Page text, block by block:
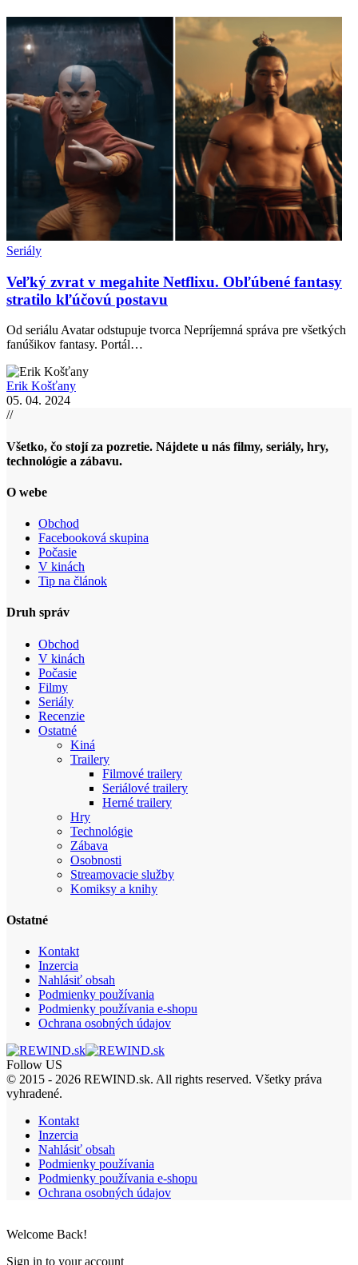
Seriály
Veľký zvrat v megahite Netflixu. Obľúbené fantasy
stratilo kľúčovú postavu
Od seriálu Avatar odstupuje tvorca Nepríjemná správa pre všetkých
fanúšikov fantasy. Portál…
Erik Košťany
05. 04. 2024
//
Všetko, čo stojí za pozretie. Nájdete u nás filmy, seriály, hry,
technológie a zábavu.
O webe
Obchod
Facebooková skupina
Počasie
V kinách
Tip na článok
Druh správ
Obchod
V kinách
Počasie
Filmy
Seriály
Recenzie
Ostatné
Kiná
Trailery
Filmové trailery
Seriálové trailery
Herné trailery
Hry
Technológie
Zábava
Osobnosti
Streamovacie služby
Komiksy a knihy
Ostatné
Kontakt
Inzercia
Nahlásiť obsah
Podmienky používania
Podmienky používania e-shopu
Ochrana osobných údajov
Follow US
© 2015 - 2026 REWIND.sk. All rights reserved. Všetky práva
vyhradené.
Kontakt
Inzercia
Nahlásiť obsah
Podmienky používania
Podmienky používania e-shopu
Ochrana osobných údajov
Welcome Back!
Sign in to your account